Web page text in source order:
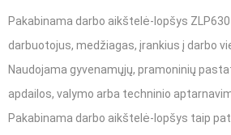
Pakabinama darbo aikštelė-lopšys
darbuotojus, medžiagas, įrankius į darbo
Naudojama gyvenamųjų, pramoninių
apdailos, valymo arba techninio
Pakabinama darbo aikštelė-lopšys taip